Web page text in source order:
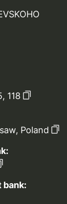
118
Poland
bank: